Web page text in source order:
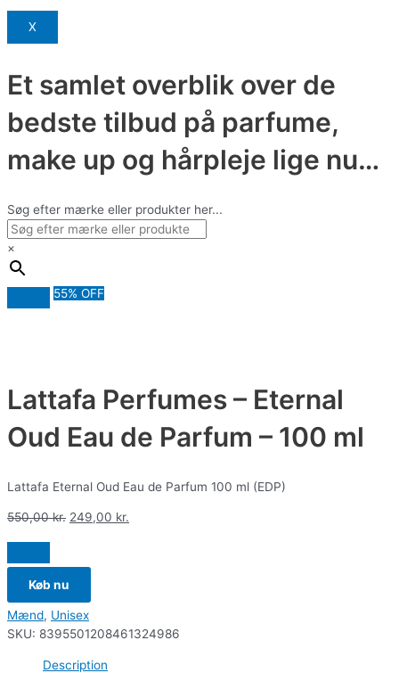
X
Et samlet overblik over de
bedste tilbud på parfume,
make up og hårpleje lige nu…
Søg efter mærke eller produkter her...
×
55% OFF
Lattafa Perfumes – Eternal
Oud Eau de Parfum – 100 ml
Lattafa Eternal Oud Eau de Parfum 100 ml (EDP)
550,00kr. 249,00 kr.
Køb nu
Mænd, Unisex
SKU: 8395501208461324986
Description